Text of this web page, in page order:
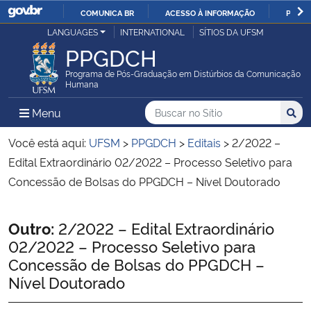
IR
O
COMUNICA BR ACESSO À INFORMAÇÃO
Ministério da Justiça e Segurança Pública
Ministério da Defesa
Ministério das Relações Exteriores
Ministério da Economia
Ministério da Agricultura, Pecuária e Abastecimento
Ministério da Educação
LANGUAGES INTERNATIONAL SÍTIOS DA UFSM
PPGDCH
Programa de Pós-Graduação em Distúrbios da Comunicação
Humana
Menu Menu Principal do Sítio
Busca
Buscar no no Sítio
Busca:
Você está aqui: UFSM > PPGDCH > Editais >2/2022 –
Edital Extraordinário 02/2022 – Processo Seletivo para
Concessão de Bolsas do PPGDCH – Nível Doutorado
Início do conteúdo
Outro: 2/2022 – Edital Extraordinário
02/2022 – Processo Seletivo para
Concessão de Bolsas do PPGDCH –
Nível Doutorado